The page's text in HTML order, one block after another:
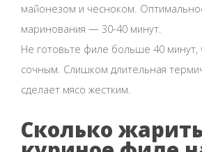
майонезом и чесноком.
маринования — 30-40 минут.
Не готовьте филе больше 40
сочным. Слишком длительная
сделает мясо жестким.
Сколько жарить